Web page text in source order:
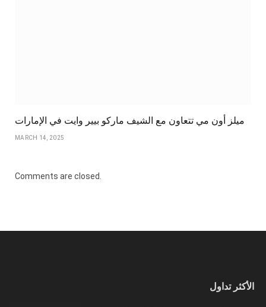
ميلز أون مي تتعاون مع الشيف ماركو بيير وايت في الإمارات
MARCH 14, 2025
Comments are closed.
الأكثر تداول